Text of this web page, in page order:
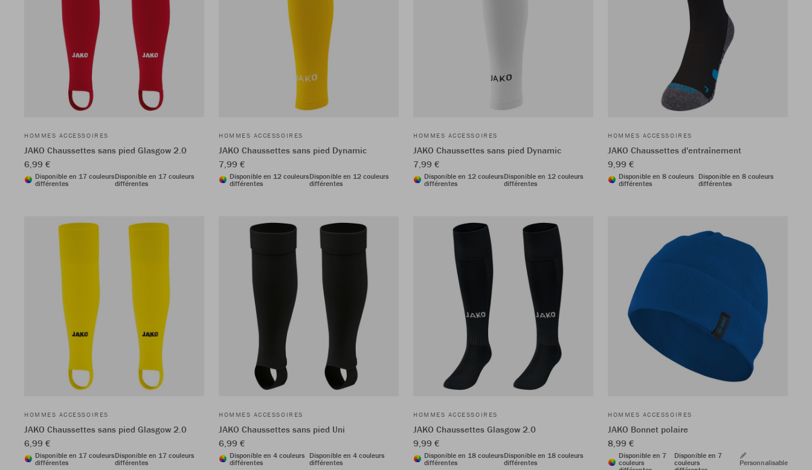
HOMMES ACCESSOIRES
JAKO Chaussettes sans pied Glasgow 2.0
6,99 €
Disponible en 17 couleurs
différentes
Disponible en 17 couleurs
différentes
HOMMES ACCESSOIRES
JAKO Chaussettes sans pied Dynamic
7,99 €
Disponible en 12 couleurs
différentes
Disponible en 12 couleurs
différentes
HOMMES ACCESSOIRES
JAKO Chaussettes sans pied Dynamic
7,99 €
Disponible en 12 couleurs
différentes
Disponible en 12 couleurs
différentes
HOMMES ACCESSOIRES
JAKO Chaussettes d'entraînement
9,99 €
Disponible en 8 couleurs
différentes
Disponible en 8 couleurs
différentes
HOMMES ACCESSOIRES
JAKO Chaussettes sans pied Glasgow 2.0
6,99 €
Disponible en 17 couleurs
différentes
Disponible en 17 couleurs
différentes
HOMMES ACCESSOIRES
JAKO Chaussettes sans pied Uni
6,99 €
Disponible en 4 couleurs
différentes
Disponible en 4 couleurs
différentes
HOMMES ACCESSOIRES
JAKO Chaussettes Glasgow 2.0
9,99 €
Disponible en 18 couleurs
différentes
Disponible en 18 couleurs
différentes
HOMMES ACCESSOIRES
JAKO Bonnet polaire
8,99 €
Disponible en 7
couleurs
Disponible en 7
couleurs
Personnalisable